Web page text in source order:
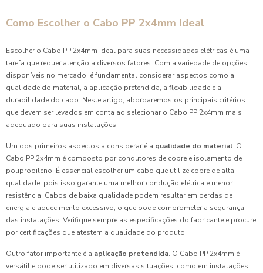
Como Escolher o Cabo PP 2x4mm Ideal
Escolher o Cabo PP 2x4mm ideal para suas necessidades elétricas é uma
tarefa que requer atenção a diversos fatores. Com a variedade de opções
disponíveis no mercado, é fundamental considerar aspectos como a
qualidade do material, a aplicação pretendida, a flexibilidade e a
durabilidade do cabo. Neste artigo, abordaremos os principais critérios
que devem ser levados em conta ao selecionar o Cabo PP 2x4mm mais
adequado para suas instalações.
Um dos primeiros aspectos a considerar é a qualidade do material. O
Cabo PP 2x4mm é composto por condutores de cobre e isolamento de
polipropileno. É essencial escolher um cabo que utilize cobre de alta
qualidade, pois isso garante uma melhor condução elétrica e menor
resistência. Cabos de baixa qualidade podem resultar em perdas de
energia e aquecimento excessivo, o que pode comprometer a segurança
das instalações. Verifique sempre as especificações do fabricante e procure
por certificações que atestem a qualidade do produto.
Outro fator importante é a aplicação pretendida. O Cabo PP 2x4mm é
versátil e pode ser utilizado em diversas situações, como em instalações